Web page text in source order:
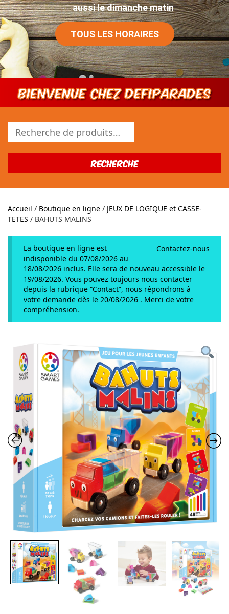
aussi le dimanche matin
TOUS LES HORAIRES
Un Jeu Dans Ma Classe
Tous les produits
Bienvenue chez DEFIPARADES
pour :
Recherche
Accueil / Boutique en ligne / JEUX DE LOGIQUE et CASSE-
TETES / BAHUTS MALINS
Contactez-nous
La boutique en ligne est
indisponible du 07/08/2026 au
18/08/2026 inclus. Elle sera de nouveau accessible le
19/08/2026. Vous pouvez toujours nous contacter
depuis la rubrique “Contact”, nous répondrons à
votre demande dès le 20/08/2026 . Merci de votre
compréhension.